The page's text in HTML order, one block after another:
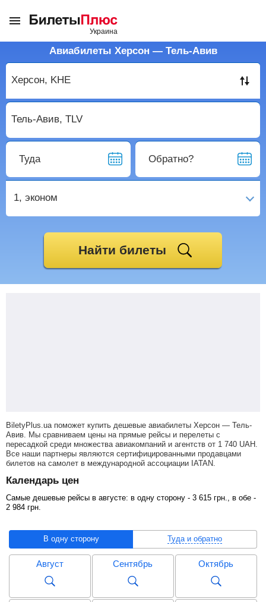
Авиабилеты Херсон — Тель-Авив
Туда Обратно?
1, эконом
Найти билеты
BiletyPlus.ua поможет купить дешевые авиабилеты Херсон — Тель-
Авив. Мы сравниваем цены на прямые рейсы и перелеты с
пересадкой среди множества авиакомпаний и агентств от 1 740 UAH
Все наши партнеры являются сертифицированными продавцами
билетов на самолет в международной ассоциации IATAN.
Календарь цен
Самые дешевые рейсы в августе: в одну сторону - 3 615 грн ., в обе -
2 984 грн
В одну сторону Туда и обратно
Август Сентябрь Октябрь